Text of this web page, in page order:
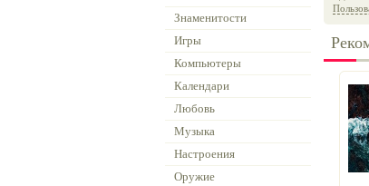
Знаменитости
Игры
Компьютеры
Календари
Любовь
Музыка
Настроения
Оружие